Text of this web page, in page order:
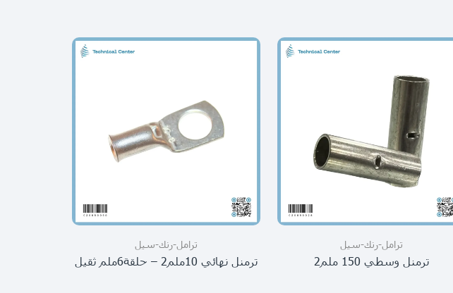
ترامل-رنك-سيل
ترمنل وسطي 150 ملم2
ترامل-رنك-سيل
ترمنل نهائي 10ملم2 – حلقة6ملم ثقيل